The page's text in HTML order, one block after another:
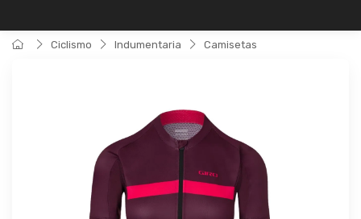
Ciclismo Indumentaria Camisetas